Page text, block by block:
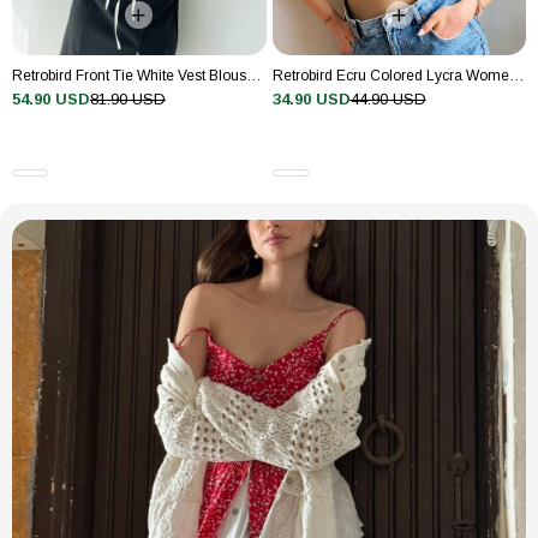
Kalınlık
Kalıp Regular
Durumu
Kol Tipi Kolsuz
Koleksiyon Design
Kordon Durumu Kordonsuz
Kumaş Tipi Dokuma
Kumaş/İplik
Özellik
Pamuk Polyester
Materyal Pamuk Polyester
Okazyon Günlük
Retrobird Front Tie White Vest Blouse Top
81.90 USD
54.90 USD
Retrobird Ecru Colored Lycra Women's Crop Top
44.90 USD
34.90 USD